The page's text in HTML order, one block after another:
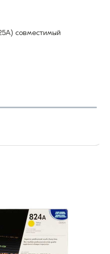
совместимый